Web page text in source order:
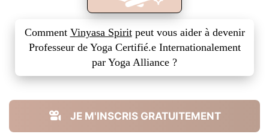
Comment Vinyasa Spiritpeut vous aider à devenir
Professeur de Yoga Certifié.e Internationalement
par Yoga Alliance ?
JE M'INSCRIS GRATUITEMENT